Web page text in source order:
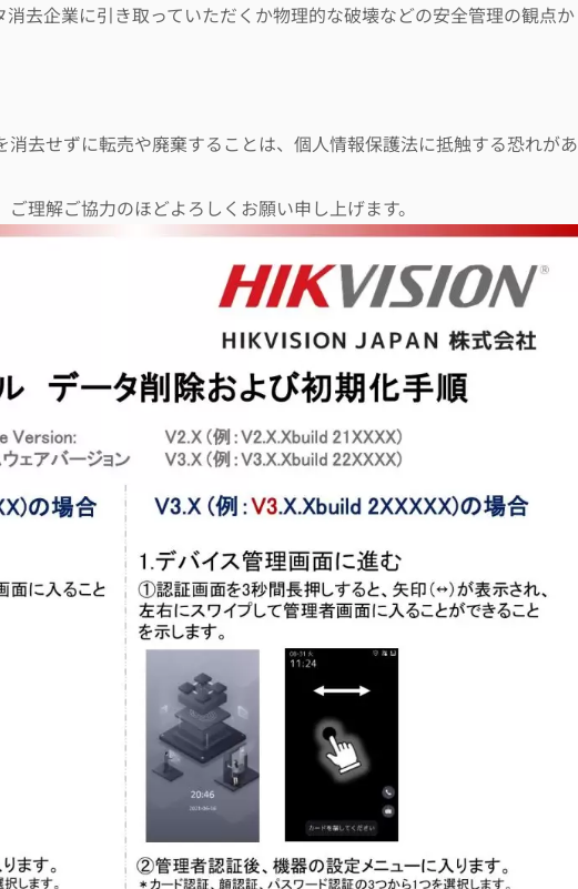
去企業に引き取っていただくか物理的な破壊などの安全管理の観点か
去せずに転売や廃棄することは、個人情報保護法に抵触する恐れがあ
理解ご協力のほどよろしくお願い申し上げます。